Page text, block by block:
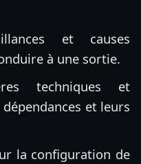
et causes
à une sortie.
techniques et
et leurs
la configuration de